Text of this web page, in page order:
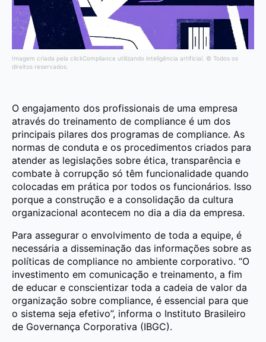
Imagem criada pela clickCompliance utilizando inteligência artificial. © Todos os
direitos reservados.
O engajamento dos profissionais de uma empresa
através do treinamento de compliance é um dos
principais pilares dos programas de compliance. As
normas de conduta e os procedimentos criados para
atender as legislações sobre ética, transparência e
combate à corrupção só têm funcionalidade quando
colocadas em prática por todos os funcionários. Isso
porque a construção e a consolidação da cultura
organizacional acontecem no dia a dia da empresa.
Para assegurar o envolvimento de toda a equipe, é
necessária a disseminação das informações sobre as
políticas de compliance no ambiente corporativo. “O
investimento em comunicação e treinamento, a fim
de educar e conscientizar toda a cadeia de valor da
organização sobre compliance, é essencial para que
o sistema seja efetivo”, informa o Instituto Brasileiro
de Governança Corporativa (IBGC).